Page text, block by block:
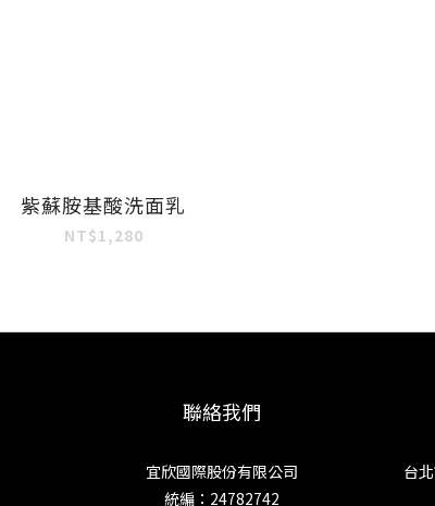
紫蘇胺基酸洗面乳
NT$1,280
聯絡我們
宜欣國際股份有限公司
統編：24782742
台